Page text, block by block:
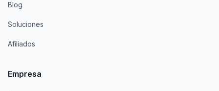
Blog
Soluciones
Afiliados
Empresa